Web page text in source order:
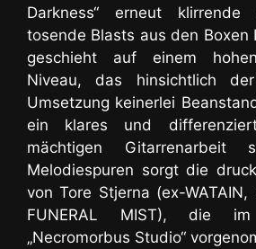
Darkness“ erneut klirrende
tosende Blasts aus den Boxen
geschieht auf einem
Niveau, das hinsichtlich der
Umsetzung keinerlei
ein klares und
mächtigen Gitarrenarbeit
Melodiespuren sorgt die
von Tore Stjerna (ex-WATAIN,
FUNERAL MIST), die im
„Necromorbus Studio“